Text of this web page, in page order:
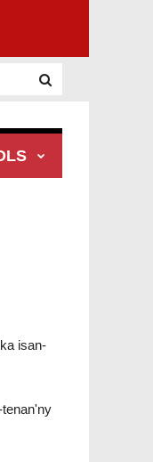
isan-